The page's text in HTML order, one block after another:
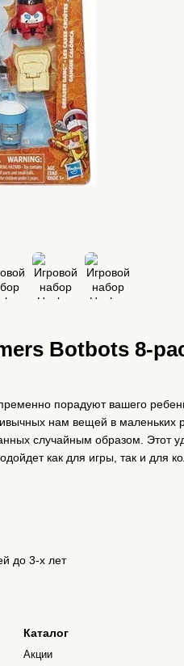
Botbots 8-
порадуют вашего
нам вещей в маленьких
случайным образом. Этот
как для игры, так и для
до 3-х лет
Каталог
Акции